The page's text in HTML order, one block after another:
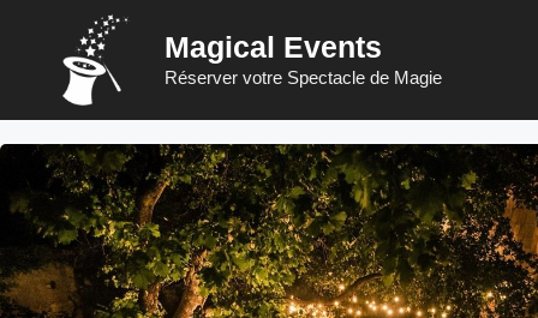
contenu
Magical Events
Réserver votre Spectacle de Magie